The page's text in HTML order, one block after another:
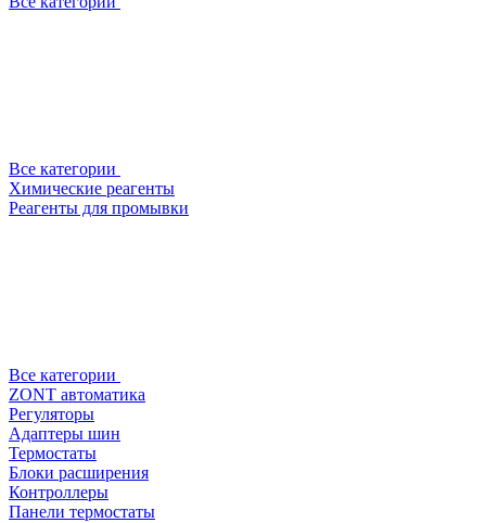
Все категории
Химические реагенты
Реагенты для промывки
Все категории
ZONT автоматика
Регуляторы
Адаптеры шин
Термостаты
Блоки расширения
Контроллеры
Панели термостаты